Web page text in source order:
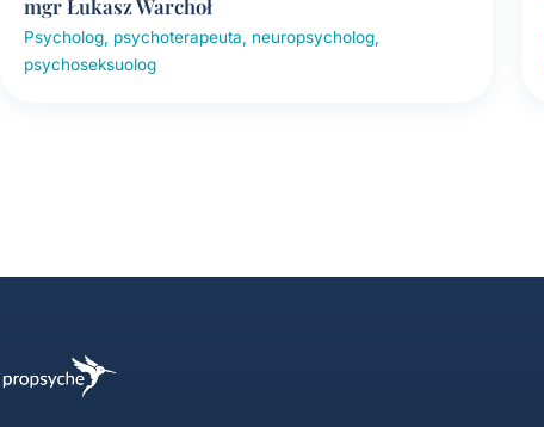
mgr Łukasz Warchoł
Psycholog, psychoterapeuta, neuropsycholog,
psychoseksuolog